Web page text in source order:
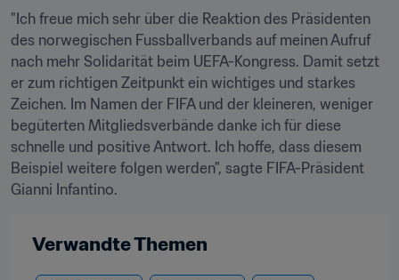
"Ich freue mich sehr über die Reaktion des Präsidenten
des norwegischen Fussballverbands auf meinen Aufruf
nach mehr Solidarität beim UEFA-Kongress. Damit setzt
er zum richtigen Zeitpunkt ein wichtiges und starkes
Zeichen. Im Namen der FIFA und der kleineren, weniger
begüterten Mitgliedsverbände danke ich für diese
schnelle und positive Antwort. Ich hoffe, dass diesem
Beispiel weitere folgen werden", sagte FIFA-Präsident
Gianni Infantino.
Verwandte Themen